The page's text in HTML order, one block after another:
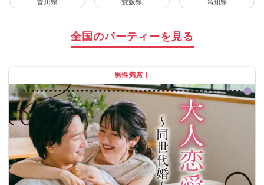
全国のパーティーを見る
男性満席！